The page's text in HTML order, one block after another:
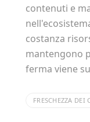
contenuti e
costanza
mantengono
ferma viene
FRESCHEZZA DEI